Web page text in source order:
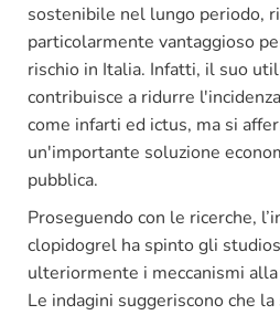
sostenibile nel lungo periodo,
particolarmente vantaggioso
rischio in Italia. Infatti, il suo
contribuisce a ridurre
come infarti ed ictus, ma si
un'importante soluzione
pubblica.
Proseguendo con le ricerche,
clopidogrel ha spinto gli
ulteriormente i meccanismi
Le indagini suggeriscono che